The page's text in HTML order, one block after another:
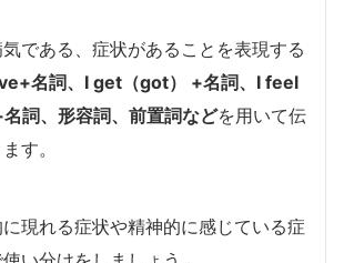
である、症状があることを表現する
名詞、I get（got） +名詞、I feel
詞、形容詞、前置詞などを用いて伝
す。
現れる症状や精神的に感じている症